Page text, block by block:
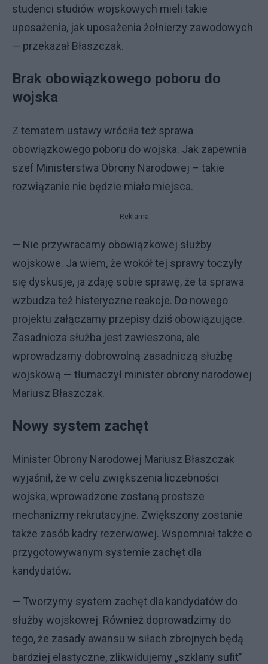
studenci studiów wojskowych mieli takie
uposażenia, jak uposażenia żołnierzy zawodowych
— przekazał Błaszczak.
Brak obowiązkowego poboru do
wojska
Z tematem ustawy wróciła też sprawa
obowiązkowego poboru do wojska. Jak zapewnia
szef Ministerstwa Obrony Narodowej – takie
rozwiązanie nie będzie miało miejsca.
Reklama
— Nie przywracamy obowiązkowej służby
wojskowe. Ja wiem, że wokół tej sprawy toczyły
się dyskusje, ja zdaję sobie sprawę, że ta sprawa
wzbudza też histeryczne reakcje. Do nowego
projektu załączamy przepisy dziś obowiązujące.
Zasadnicza służba jest zawieszona, ale
wprowadzamy dobrowolną zasadniczą służbę
wojskową — tłumaczył minister obrony narodowej
Mariusz Błaszczak.
Nowy system zachęt
Minister Obrony Narodowej Mariusz Błaszczak
wyjaśnił, że w celu zwiększenia liczebności
wojska, wprowadzone zostaną prostsze
mechanizmy rekrutacyjne. Zwiększony zostanie
także zasób kadry rezerwowej. Wspomniał także o
przygotowywanym systemie zachęt dla
kandydatów.
— Tworzymy system zachęt dla kandydatów do
służby wojskowej. Również doprowadzimy do
tego, że zasady awansu w siłach zbrojnych będą
bardziej elastyczne, zlikwidujemy „szklany sufit”